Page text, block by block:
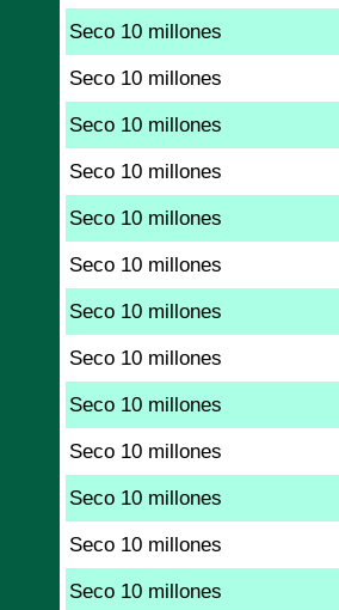
Seco 10 millones
Seco 10 millones
Seco 10 millones
Seco 10 millones
Seco 10 millones
Seco 10 millones
Seco 10 millones
Seco 10 millones
Seco 10 millones
Seco 10 millones
Seco 10 millones
Seco 10 millones
Seco 10 millones